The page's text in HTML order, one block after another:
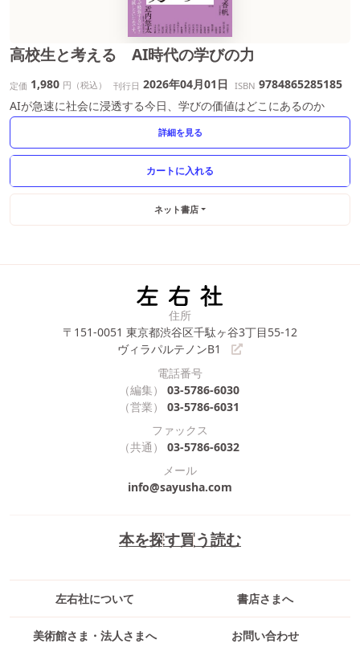
高校生と考える AI時代の学びの力
定価 1,980 円（税込） 刊行日 2026年04月01日 ISBN 9784865285185
AIが急速に社会に浸透する今日、学びの価値はどこにあるのか
詳細を見る
ネット書店
本を探す買う読む
左右社について 書店さまへ
美術館さま・法人さまへ お問い合わせ
住所
〒151-0051 東京都渋谷区千駄ヶ谷3丁目55-12
ヴィラパルテノンB1
電話番号
（編集）
03-5786-6030
（営業）
03-5786-6031
ファックス
（共通）
03-5786-6032
メール
info@sayusha.com